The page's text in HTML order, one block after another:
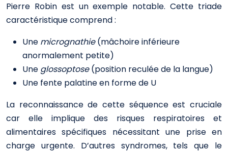
Pierre Robin est un exemple notable. Cette triade
caractéristique comprend :
Une micrognathie(mâchoire inférieure
anormalement petite)
Une glossoptose(position reculée de la langue)
Une fente palatine en forme de U
La reconnaissance de cette séquence est cruciale
car elle implique des risques respiratoires et
alimentaires spécifiques nécessitant une prise en
charge urgente. D’autres syndromes, tels que le